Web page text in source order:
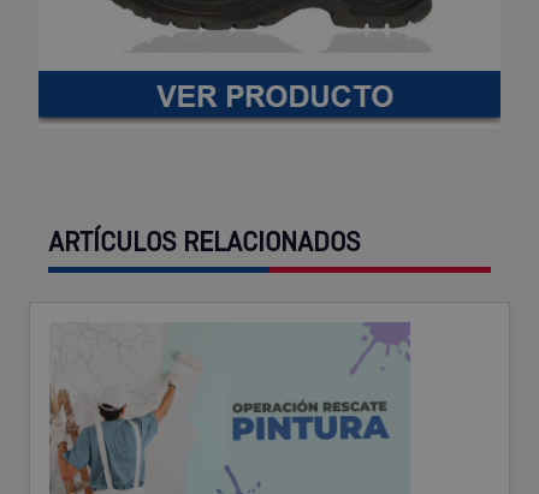
ARTÍCULOS RELACIONADOS